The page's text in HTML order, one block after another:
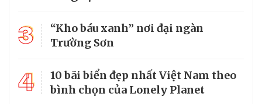
3
“Kho báu xanh” nơi đại ngàn
Trường Sơn
4
10 bãi biển đẹp nhất Việt Nam theo
bình chọn của Lonely Planet